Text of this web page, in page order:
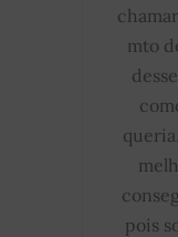
mto
pois